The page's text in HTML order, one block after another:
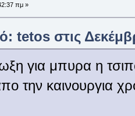
πμ »
tetos στις
για μπυρα η
την καινουργια